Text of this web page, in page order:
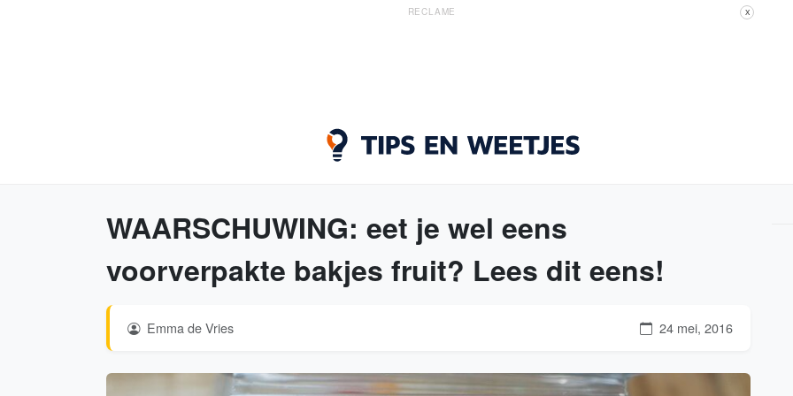
RECLAME X
WAARSCHUWING: eet je wel eens
voorverpakte bakjes fruit? Lees dit eens!
Emma de Vries 24 mei, 2016